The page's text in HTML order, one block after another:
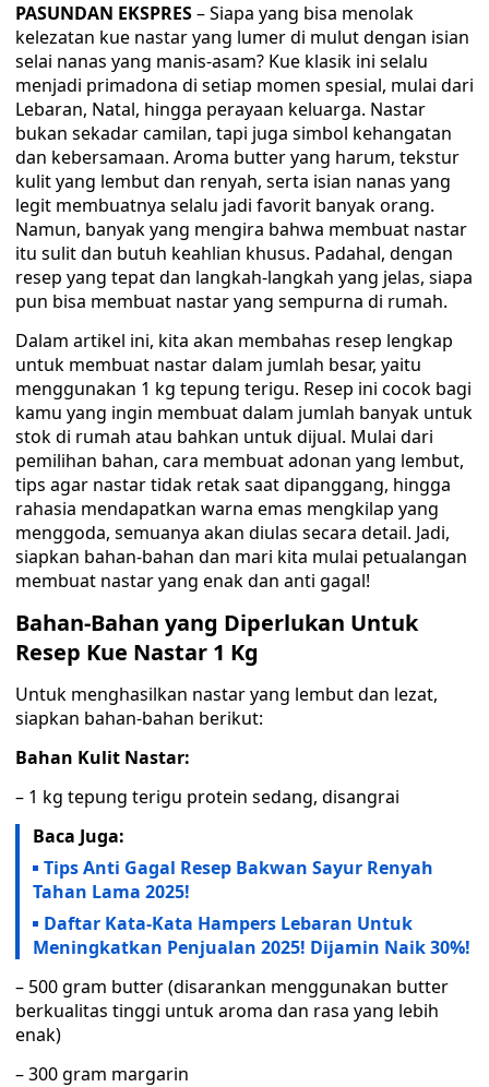
PASUNDAN EKSPRES– Siapa yang bisa menolak
kelezatan kue nastar yang lumer di mulut dengan isian
selai nanas yang manis-asam? Kue klasik ini selalu
menjadi primadona di setiap momen spesial, mulai dari
Lebaran, Natal, hingga perayaan keluarga. Nastar
bukan sekadar camilan, tapi juga simbol kehangatan
dan kebersamaan. Aroma butter yang harum, tekstur
kulit yang lembut dan renyah, serta isian nanas yang
legit membuatnya selalu jadi favorit banyak orang.
Namun, banyak yang mengira bahwa membuat nastar
itu sulit dan butuh keahlian khusus. Padahal, dengan
resep yang tepat dan langkah-langkah yang jelas, siapa
pun bisa membuat nastar yang sempurna di rumah.
Dalam artikel ini, kita akan membahas resep lengkap
untuk membuat nastar dalam jumlah besar, yaitu
menggunakan 1 kg tepung terigu. Resep ini cocok bagi
kamu yang ingin membuat dalam jumlah banyak untuk
stok di rumah atau bahkan untuk dijual. Mulai dari
pemilihan bahan, cara membuat adonan yang lembut,
tips agar nastar tidak retak saat dipanggang, hingga
rahasia mendapatkan warna emas mengkilap yang
menggoda, semuanya akan diulas secara detail. Jadi,
siapkan bahan-bahan dan mari kita mulai petualangan
membuat nastar yang enak dan anti gagal!
Bahan-Bahan yang Diperlukan Untuk
Resep Kue Nastar 1 Kg
Untuk menghasilkan nastar yang lembut dan lezat,
siapkan bahan-bahan berikut:
Bahan Kulit Nastar:
– 1 kg tepung terigu protein sedang, disangrai
Baca Juga:
Tips Anti Gagal Resep Bakwan Sayur Renyah
Tahan Lama 2025!
Daftar Kata-Kata Hampers Lebaran Untuk
Meningkatkan Penjualan 2025! Dijamin Naik 30%!
– 500 gram butter (disarankan menggunakan butter
berkualitas tinggi untuk aroma dan rasa yang lebih
enak)
– 300 gram margarin